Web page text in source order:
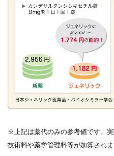
※上記は薬代のみの参考値です。
技術料や薬学管理料等が加算されま